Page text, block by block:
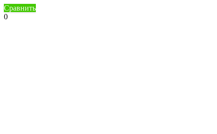
Сравнить
0